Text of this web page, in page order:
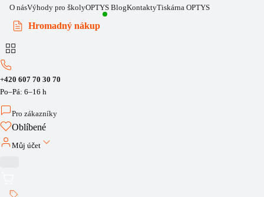
O násVýhody pro školyOPTYS BlogKontaktyTiskárna OPTYS
Hromadný nákup
+420 607 70 30 70
Po–Pá: 6–16 h
Pro zákazníky
Oblíbené
Můj účet